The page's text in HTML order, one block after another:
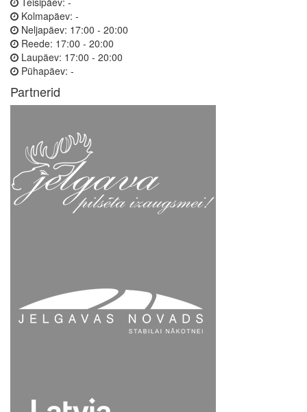
Kolmapäev: -
Neljapäev: 17:00 - 20:00
Reede: 17:00 - 20:00
Laupäev: 17:00 - 20:00
Pühapäev: -
Partnerid